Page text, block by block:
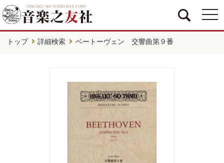
トップ 詳細検索 ベートーヴェン 交響曲第９番